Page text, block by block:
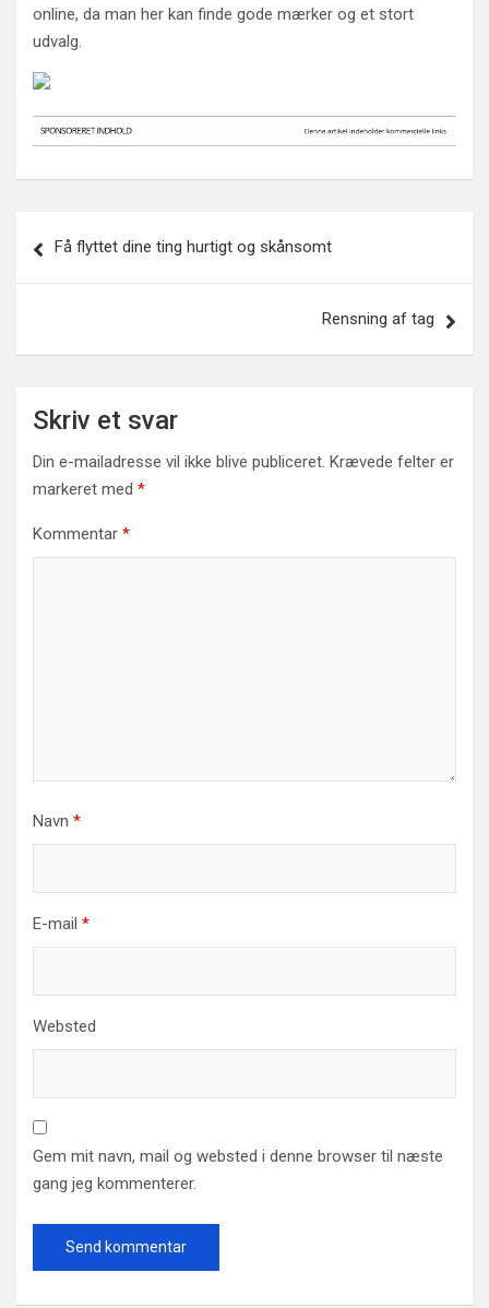
online, da man her kan finde gode mærker og et stort
udvalg.
Få flyttet dine ting hurtigt og skånsomt
Rensning af tag
Skriv et svar
Din e-mailadresse vil ikke blive publiceret. Krævede felter er
markeret med *
Kommentar *
Navn *
E-mail *
Websted
Gem mit navn, mail og websted i denne browser til næste
gang jeg kommenterer.